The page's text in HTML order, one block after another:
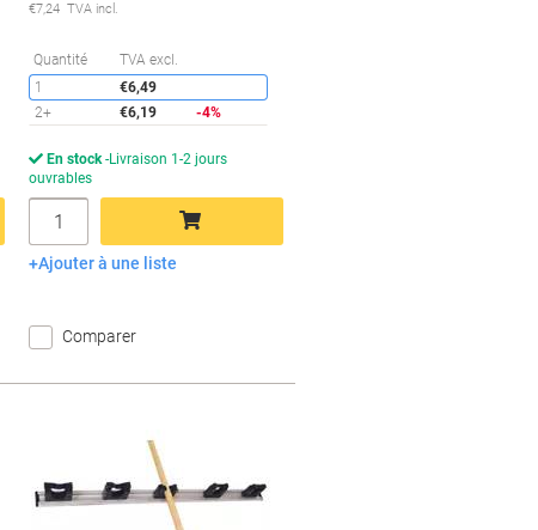
Économies
€7,24 TVA incl.
Quantité TVA excl.
1
€6,49
2+
€6,19 -4%
En stock Livraison 1-2 jours
ouvrables
Quantité
Ajouter au panier
Ajouter à une liste
Comparer